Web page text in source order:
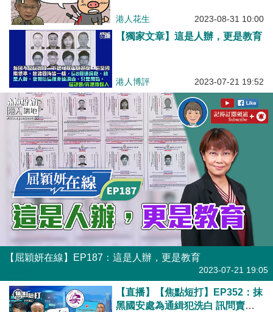
港人花生 2023-08-31 10:00
【獨家文章】這是人辦，更是教育
港人博評 2023-07-21 19:52
【屈穎妍在線】EP187：這是人辦，更是教育
2023-07-21 19:05
【直播】【焦點短打】EP352：抹
黑國安處為通緝犯洗白 訊問賣國